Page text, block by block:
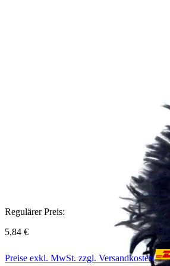
Regulärer Preis:
5,84 €
Preise exkl. MwSt. zzgl. Versandkosten